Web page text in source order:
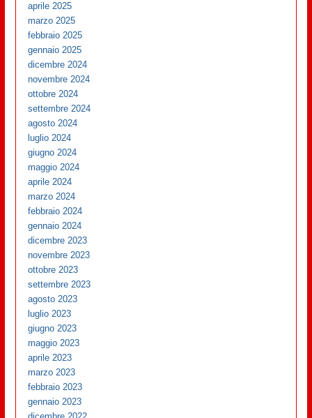
aprile 2025
marzo 2025
febbraio 2025
gennaio 2025
dicembre 2024
novembre 2024
ottobre 2024
settembre 2024
agosto 2024
luglio 2024
giugno 2024
maggio 2024
aprile 2024
marzo 2024
febbraio 2024
gennaio 2024
dicembre 2023
novembre 2023
ottobre 2023
settembre 2023
agosto 2023
luglio 2023
giugno 2023
maggio 2023
aprile 2023
marzo 2023
febbraio 2023
gennaio 2023